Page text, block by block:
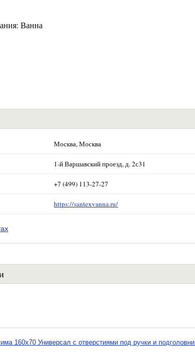
Ванна
Москва, Москва
1-й Варшавский проезд, д. 2с31
+7 (499) 113-27-27
https://santexvanna.ru/
160х70 Универсал с отверстиями под ручки и